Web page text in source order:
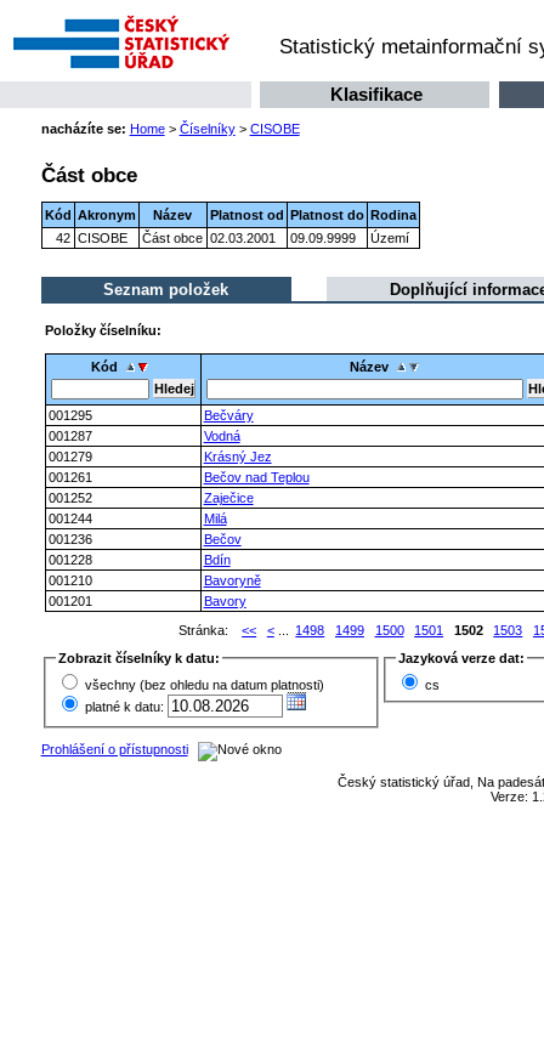
Statistický metainformační
Klasifikace
nacházíte se: Home> Číselníky> CISOBE
Část obce
Kód Akronym Název Platnost od Platnost do Rodina
42 CISOBE Část obce 02.03.2001 09.09.9999 Území
Seznam položek Doplňující
Položky číselníku:
Kód Název
001295
Bečváry
001287
Vodná
001279
Krásný Jez
001261
Bečov nad Teplou
001252
Zaječice
001244
Milá
001236
Bečov
001228
Bdín
001210
Bavoryně
001201
Bavory
Stránka:
<< <... 1498 1499 1500 1501 1502 1503
Zobrazit číselníky k datu:
všechny (bez ohledu na datum platnosti)
platné k datu:
Jazyková verze dat:
cs
Prohlášení o přístupnosti
Český statistický úřad, Na
Verze: